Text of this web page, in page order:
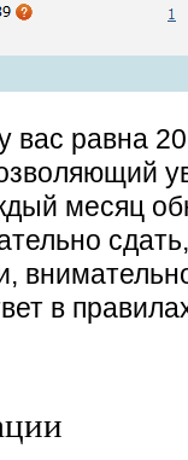
вас равна
месяц
в